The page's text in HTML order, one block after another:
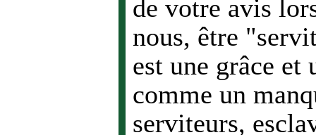
de votre avis
nous, être
est une grâce et
comme un
serviteurs,